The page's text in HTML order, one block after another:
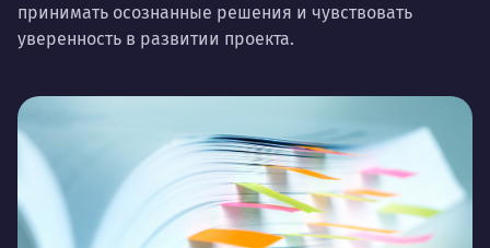
принимать осознанные решения и чувствовать
уверенность в развитии проекта.